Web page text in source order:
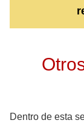
Dentro de esta